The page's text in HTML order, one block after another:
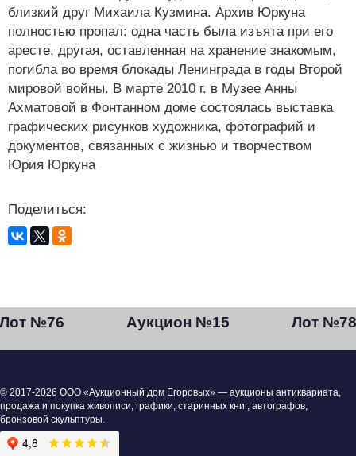
близкий друг Михаила Кузмина. Архив Юркуна
полностью пропал: одна часть была изъята при его
аресте, другая, оставленная на хранение знакомым,
погибла во время блокады Ленинграда в годы Второй
мировой войны. В марте 2010 г. в Музее Анны
Ахматовой в Фонтанном доме состоялась выставка
графических рисунков художника, фотографий и
документов, связанных с жизнью и творчеством
Юрия Юркуна
Поделиться:
Лот №76 Аукцион №15 Лот №78
© 2017-2026 ООО «Аукционный дом Егоровых» — аукционы антиквариата,
продажа и покупка живописи, графики, старинных книг, автографов,
бронзовой скульптуры.